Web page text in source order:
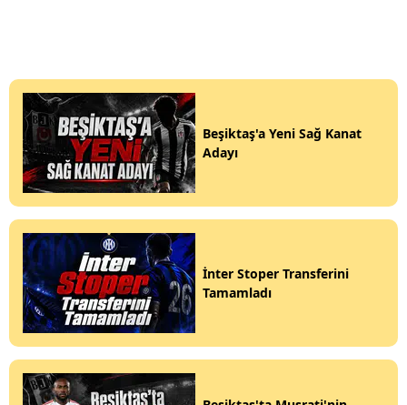
Beşiktaş'a Yeni Sağ Kanat
Adayı
İnter Stoper Transferini
Tamamladı